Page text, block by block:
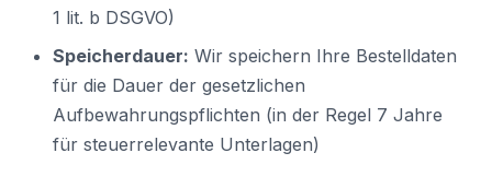
1 lit. b DSGVO)
Speicherdauer: Wir speichern Ihre Bestelldaten
für die Dauer der gesetzlichen
Aufbewahrungspflichten (in der Regel 7 Jahre
für steuerrelevante Unterlagen)